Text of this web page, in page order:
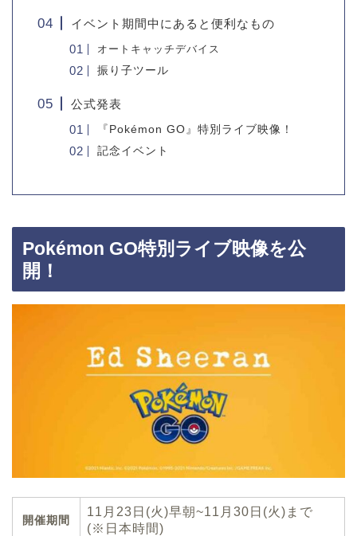
イベント期間中にあると便利なもの
オートキャッチデバイス
振り子ツール
公式発表
『Pokémon GO』特別ライブ映像！
記念イベント
Pokémon GO特別ライブ映像を公
開！
開催期間
11月23日(火)早朝~11月30日(火)まで
(※日本時間)